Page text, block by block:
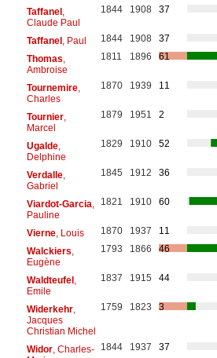
Taffanel,
Claude Paul
1844 1908 37
Taffanel, Paul 1844 1908
37
Thomas
Ambroise
1811 1896 61
Tournemire,
Charles
1870 1939 11
Tournier,
Marcel
1879 1951 2
Ugalde,
Delphine
1829 1910 52
Verdalle,
Gabriel
1845 1912 36
Viardot-Garcia
Pauline
1821 1910 60
Vierne, Louis 1870 1937
11
Walckiers
Eugène
1793 1866 46
Waldteufel,
Emile
1837 1915 44
Widerkehr,
Jacques
Christian Michel
1759 1823 3
Widor, Charles-
1844 1937 37